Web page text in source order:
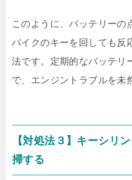
このように、バッテリーの
バイクのキーを回しても反
法です。定期的なバッテリ
で、エンジントラブルを未
【対処法３】キーシリ
掃する